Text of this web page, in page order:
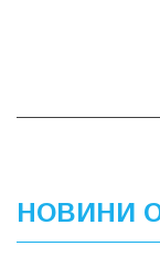
НОВИНИ